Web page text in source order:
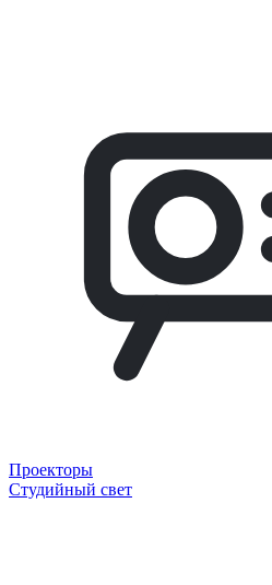
Проекторы
Студийный свет